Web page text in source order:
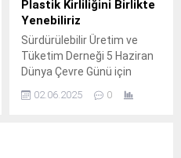
Plastik Kirliliğini Birlikte
Yenebiliriz
Sürdürülebilir Üretim ve
Tüketim Derneği 5 Haziran
Dünya Çevre Günü için
önemi ile atık plastiklerin
02.06.2025 0